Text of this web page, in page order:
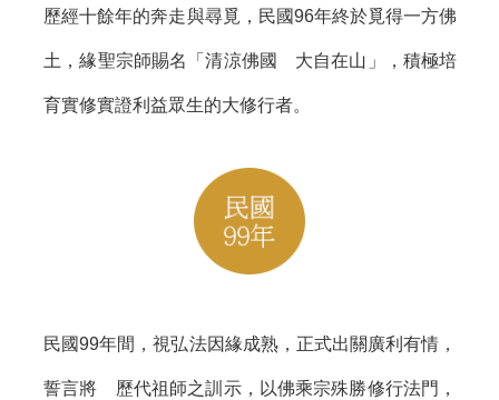
歷經十餘年的奔走與尋覓，民國96年終於覓得一方佛
土，緣聖宗師賜名「清涼佛國 大自在山」，積極培
育實修實證利益眾生的大修行者。
民國99年間，視弘法因緣成熟，正式出關廣利有情，
誓言將 歷代祖師之訓示，以佛乘宗殊勝修行法門，